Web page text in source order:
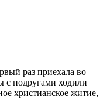
раз приехала во
подругами ходили
христианское житие,